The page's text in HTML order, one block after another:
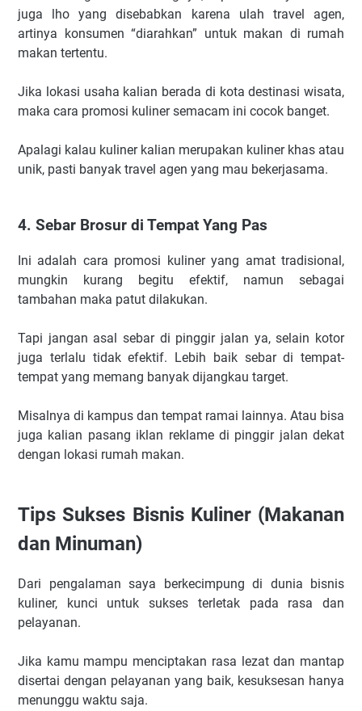
juga lho yang disebabkan karena ulah travel agen,
artinya konsumen “diarahkan” untuk makan di rumah
makan tertentu.
Jika lokasi usaha kalian berada di kota destinasi wisata,
maka cara promosi kuliner semacam ini cocok banget.
Apalagi kalau kuliner kalian merupakan kuliner khas atau
unik, pasti banyak travel agen yang mau bekerjasama.
4. Sebar Brosur di Tempat Yang Pas
Ini adalah cara promosi kuliner yang amat tradisional,
mungkin kurang begitu efektif, namun sebagai
tambahan maka patut dilakukan.
Tapi jangan asal sebar di pinggir jalan ya, selain kotor
juga terlalu tidak efektif. Lebih baik sebar di tempat-
tempat yang memang banyak dijangkau target.
Misalnya di kampus dan tempat ramai lainnya. Atau bisa
juga kalian pasang iklan reklame di pinggir jalan dekat
dengan lokasi rumah makan.
Tips Sukses Bisnis Kuliner (Makanan
dan Minuman)
Dari pengalaman saya berkecimpung di dunia bisnis
kuliner, kunci untuk sukses terletak pada rasa dan
pelayanan.
Jika kamu mampu menciptakan rasa lezat dan mantap
disertai dengan pelayanan yang baik, kesuksesan hanya
menunggu waktu saja.